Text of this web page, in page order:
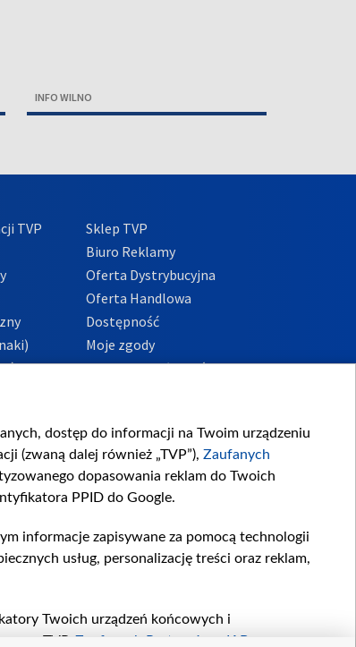
INFO WILNO
TVP
Sklep TVP
Biuro Reklamy
Oferta Dystrybucyjna
Oferta Handlowa
Dostępność
Moje zgody
Procedura zgłoszeń
dostęp do informacji na Twoim urządzeniu
(zwaną dalej również „TVP”), Zaufanych
dopasowania reklam do Twoich
PPID do Google.
informacje zapisywane za pomocą technologii
usług, personalizację treści oraz reklam,
Twoich urządzeń końcowych i
TVP, Zaufanych Partnerów z IAB